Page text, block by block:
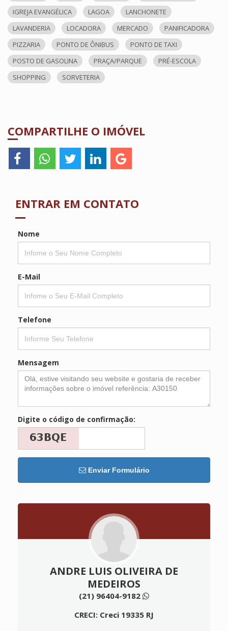
IGREJA EVANGÉLICA LAGOA
LANCHONETE
LAVANDERIA
LOCADORA MERCADO
PANIFICADORA
PIZZARIA
PONTO DE ÔNIBUS
PONTO DE TAXI
POSTO DE GASOLINA
PRAÇA/PARQUE
PRÉ-ESCOLA
SHOPPING
SORVETERIA
COMPARTILHE O IMÓVEL
ENTRAR EM CONTATO
Nome
E-Mail
Telefone
Mensagem
Digite o código de confirmação:
Enviar Formulário
ANDRE LUIS OLIVEIRA DE
MEDEIROS
(21) 96404-9182
CRECI: Creci 19335 RJ